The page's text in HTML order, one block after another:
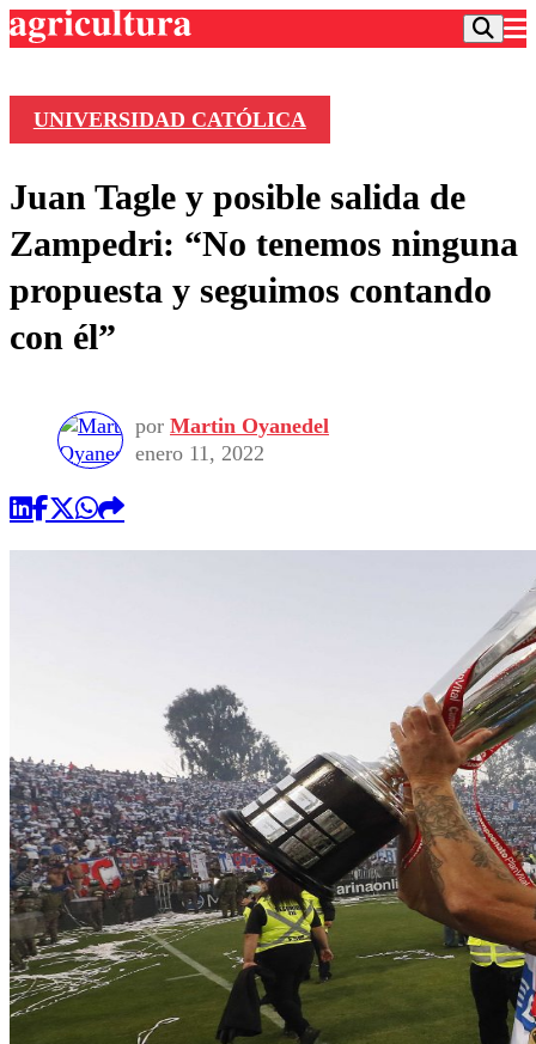
Frecuencias
Agricultura TV
Deportes
Colo Colo
Torneo Internacional
Torneo Nacional
Entretención
Internacional
Nacional
Programas
Comercial
UNIVERSIDAD CATÓLICA
Juan Tagle y posible salida de
Zampedri: “No tenemos ninguna
propuesta y seguimos contando
con él”
por Martin Oyanedel
enero 11, 2022